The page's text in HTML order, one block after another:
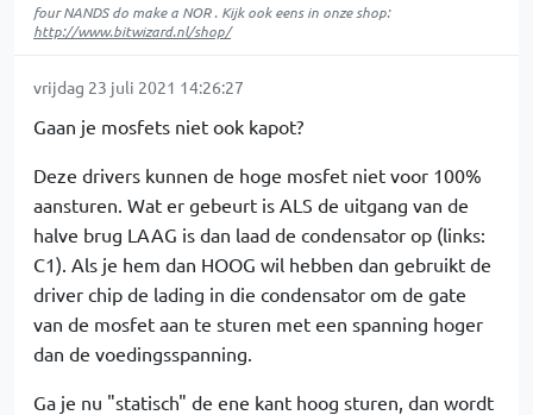
four NANDS do make a NOR . Kijk ook eens in onze shop:
http://www.bitwizard.nl/shop/
vrijdag 23 juli 2021 14:26:27
Gaan je mosfets niet ook kapot?
Deze drivers kunnen de hoge mosfet niet voor 100%
aansturen. Wat er gebeurt is ALS de uitgang van de
halve brug LAAG is dan laad de condensator op (links:
C1). Als je hem dan HOOG wil hebben dan gebruikt de
driver chip de lading in die condensator om de gate
van de mosfet aan te sturen met een spanning hoger
dan de voedingsspanning.
Ga je nu "statisch" de ene kant hoog sturen, dan wordt